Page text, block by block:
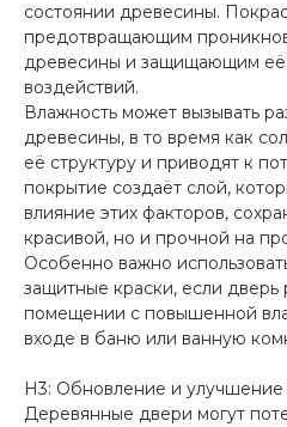
состоянии древесины.
предотвращающим
древесины и защищающим её
воздействий.
Влажность может вызывать
древесины, в то время как
её структуру и приводят к
покрытие создаёт слой,
влияние этих факторов,
красивой, но и прочной на
Особенно важно
защитные краски, если дверь
помещении с повышенной
входе в баню или ванную
H3: Обновление и
Деревянные двери могут